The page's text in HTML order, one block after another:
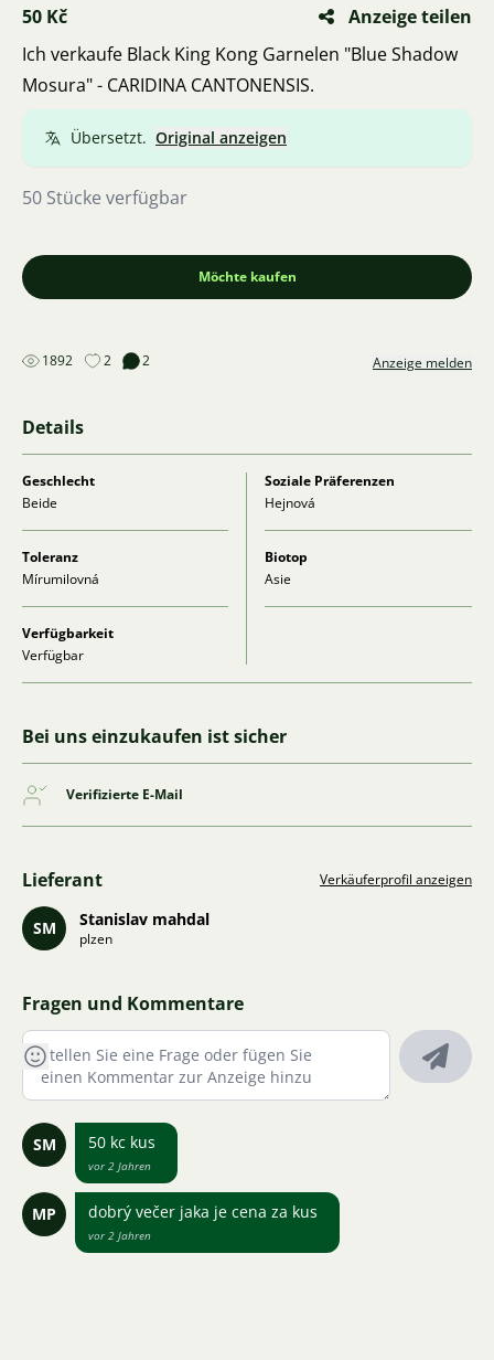
50 Kč
Anzeige teilen
Ich verkaufe Black King Kong Garnelen "Blue Shadow
Mosura" - CARIDINA CANTONENSIS.
Übersetzt. Original anzeigen
50 Stücke verfügbar
Möchte kaufen
1892 2 2 Anzeige melden
Details
Geschlecht
Beide
Soziale Präferenzen
Hejnová
Toleranz
Mírumilovná
Biotop
Asie
Verfügbarkeit
Verfügbar
Bei uns einzukaufen ist sicher
Verifizierte E-Mail
Lieferant Verkäuferprofil anzeigen
SM Stanislav mahdal
plzen
Fragen und Kommentare
SM 50 kc kus
vor 2 Jahren
MP dobrý večer jaka je cena za kus
vor 2 Jahren